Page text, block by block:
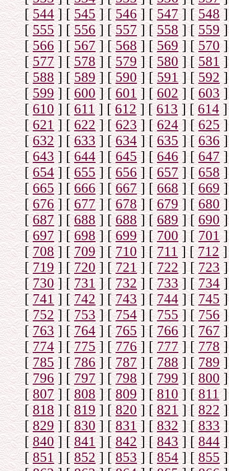
[544] [545] [546] [547] [548]
[555] [556] [557] [558] [559]
[566] [567] [568] [569] [570]
[577] [578] [579] [580] [581]
[588] [589] [590] [591] [592]
[599] [600] [ 601] [602] [603]
[610] [611] [612] [613] [614]
[621] [622] [623] [624] [625]
[632] [633] [634] [635] [636]
[643] [644] [645] [646] [647]
[654] [655] [656] [657] [658]
[665] [666] [667] [668] [669]
[676] [677] [678] [679] [680]
[687] [688] [688] [689] [690]
[697] [698] [699] [700] [701]
[708] [709] [710] [711] [712]
[719] [720] [721] [722] [723]
[730] [731] [732] [733] [734]
[741] [742] [743] [744] [745]
[752] [753] [754] [755] [756]
[763] [764] [765] [766] [767]
[ 774] [775] [776] [777] [778]
[785] [786] [787] [788] [789]
[796] [797] [798] [799] [ 800]
[807] [808] [809] [810] [811]
[818] [819] [820] [821] [822]
[829] [830] [831] [832] [833]
[840] [841] [842] [843] [844]
[851] [852] [853] [854] [ 855]